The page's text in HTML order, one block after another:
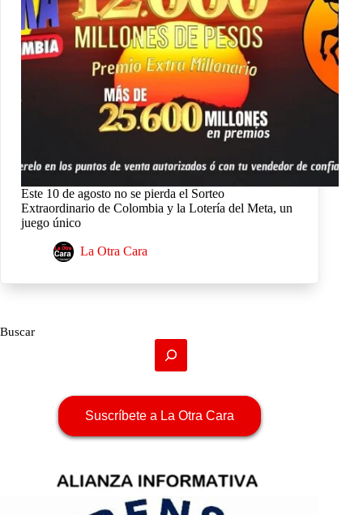
Este 10 de agosto no se pierda el Sorteo
Extraordinario de Colombia y la Lotería del Meta, un
juego único
La Otra Cara
Buscar
Suscríbete a La Otra Cara